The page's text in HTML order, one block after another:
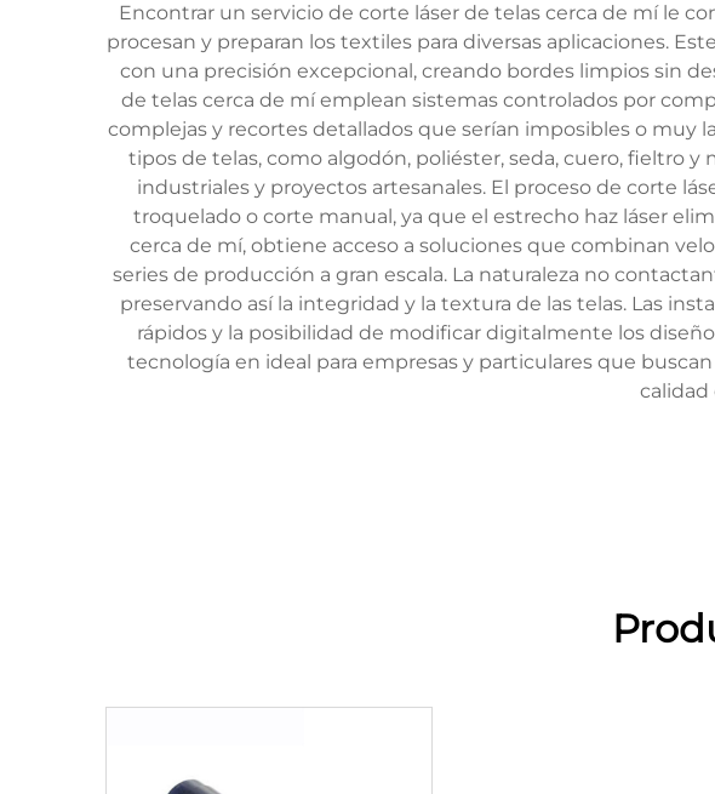
Encontrar un servicio de corte láser de telas cerca de mí le
procesan y preparan los textiles para diversas aplicaciones.
con una precisión excepcional, creando bordes limpios sin
de telas cerca de mí emplean sistemas controlados por
complejas y recortes detallados que serían imposibles o muy
tipos de telas, como algodón, poliéster, seda, cuero, fieltro
industriales y proyectos artesanales. El proceso de corte
troquelado o corte manual, ya que el estrecho haz láser
cerca de mí, obtiene acceso a soluciones que combinan
series de producción a gran escala. La naturaleza no
preservando así la integridad y la textura de las telas. Las
rápidos y la posibilidad de modificar digitalmente los
tecnología en ideal para empresas y particulares que
calidad